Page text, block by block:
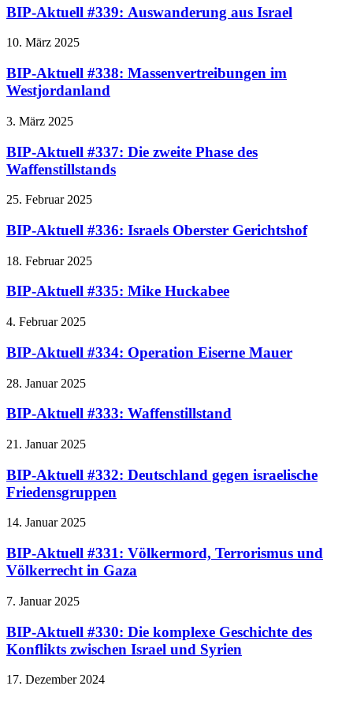
BIP-Aktuell #339: Auswanderung aus Israel
10. März 2025
BIP-Aktuell #338: Massenvertreibungen im
Westjordanland
3. März 2025
BIP-Aktuell #337: Die zweite Phase des
Waffenstillstands
25. Februar 2025
BIP-Aktuell #336: Israels Oberster Gerichtshof
18. Februar 2025
BIP-Aktuell #335: Mike Huckabee
4. Februar 2025
BIP-Aktuell #334: Operation Eiserne Mauer
28. Januar 2025
BIP-Aktuell #333: Waffenstillstand
21. Januar 2025
BIP-Aktuell #332: Deutschland gegen israelische
Friedensgruppen
14. Januar 2025
BIP-Aktuell #331: Völkermord, Terrorismus und
Völkerrecht in Gaza
7. Januar 2025
BIP-Aktuell #330: Die komplexe Geschichte des
Konflikts zwischen Israel und Syrien
17. Dezember 2024